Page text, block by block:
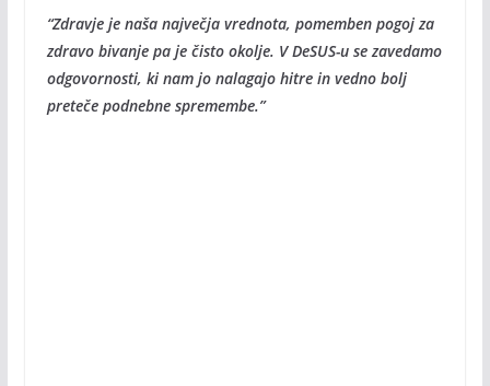
“Zdravje je naša največja vrednota, pomemben pogoj za
zdravo bivanje pa je čisto okolje. V DeSUS-u se zavedamo
odgovornosti, ki nam jo nalagajo hitre in vedno bolj
preteče podnebne spremembe.”